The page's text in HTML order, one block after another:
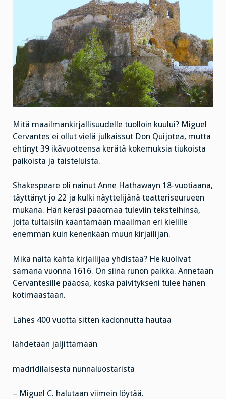
Mitä maailmankirjallisuudelle tuolloin kuului? Miguel
Cervantes ei ollut vielä julkaissut Don Quijotea, mutta
ehtinyt 39 ikävuoteensa kerätä kokemuksia tiukoista
paikoista ja taisteluista.
Shakespeare oli nainut Anne Hathawayn 18-vuotiaana,
täyttänyt jo 22 ja kulki näyttelijänä teatteriseurueen
mukana. Hän keräsi pääomaa tuleviin teksteihinsä,
joita tultaisiin kääntämään maailman eri kielille
enemmän kuin kenenkään muun kirjailijan.
Mikä näitä kahta kirjailijaa yhdistää? He kuolivat
samana vuonna 1616. On siinä runon paikka. Annetaan
Cervantesille pääosa, koska päivitykseni tulee hänen
kotimaastaan.
Lähes 400 vuotta sitten kadonnutta hautaa
lähdetään jäljittämään
madridilaisesta nunnaluostarista
– Miguel C. halutaan viimein löytää.